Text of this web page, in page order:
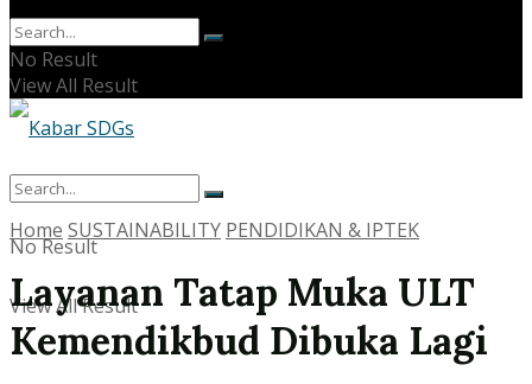
No Result
View All Result
No Result
View All Result
Home SUSTAINABILITY PENDIDIKAN & IPTEK
Layanan Tatap Muka ULT
Kemendikbud Dibuka Lagi